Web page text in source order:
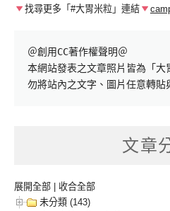
找尋更多「#大胃米粒」連結
＠創用CC著作權聲明＠
本網站發表之文章照片皆為「
勿將站內之文字、圖片任意轉貼
文章
展開全部
收合全部
未分類 (143)